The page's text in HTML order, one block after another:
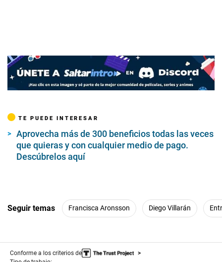
TE PUEDE INTERESAR
Aprovecha más de 300 beneficios todas las veces
que quieras y con cualquier medio de pago.
Descúbrelos aquí
Seguir temas Francisca Aronsson Diego Villarán
Conforme a los criterios de